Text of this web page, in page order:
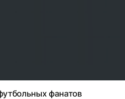
фанатов